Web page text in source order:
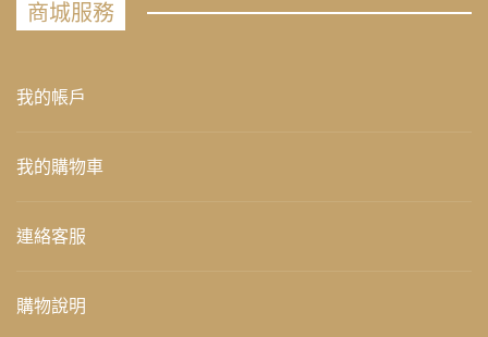
商城服務
我的帳戶
我的購物車
連絡客服
購物說明